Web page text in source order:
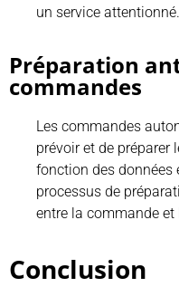
un service attentionné.
Préparation
commandes
Les commandes
prévoir et de préparer
fonction des données
processus de
entre la commande
Conclusion